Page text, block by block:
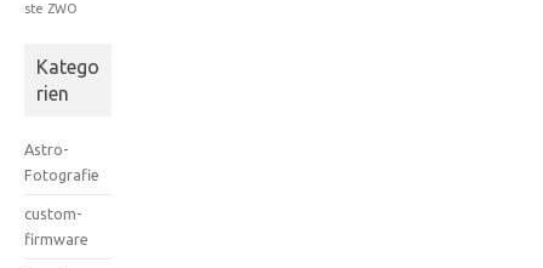
ste ZWO
Katego
rien
Astro-
Fotografie
custom-
firmware